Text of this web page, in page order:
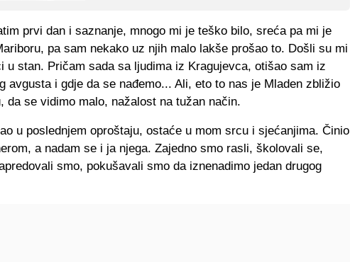
prvi dan i saznanje, mnogo mi je teško bilo, sreća pa mi je
pa sam nekako uz njih malo lakše prošao to. Došli su mi
u stan. Pričam sada sa ljudima iz Kragujevca, otišao sam iz
avgusta i gdje da se nađemo... Ali, eto to nas je Mladen zbližio
da se vidimo malo, nažalost na tužan način.
u poslednjem oproštaju, ostaće u mom srcu i sjećanjima. Činio
a nadam se i ja njega. Zajedno smo rasli, školovali se,
smo, pokušavali smo da iznenadimo jedan drugog